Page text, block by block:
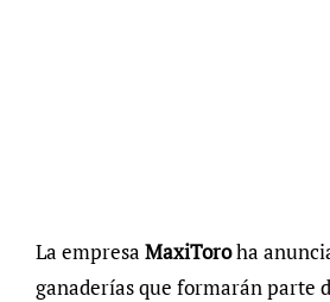
La empresa MaxiToroha
ganaderías que formarán parte